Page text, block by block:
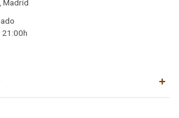
Madrid
21:00h
+